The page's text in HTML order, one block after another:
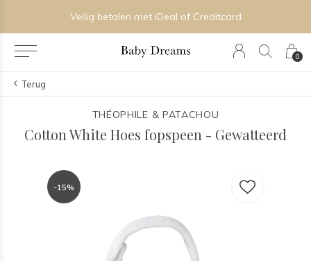
0
Veilig betalen met iDeal of Creditcard
Terug
THÉOPHILE & PATACHOU
Cotton White Hoes fopspeen - Gewatteerd
-15%